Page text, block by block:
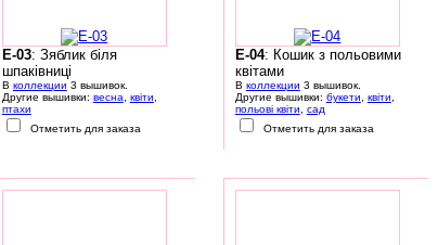
E-03: Зяблик біля
шпаківниці
В коллекции 3 вышивок.
Другие вышивки: весна квіти
птахи
Отметить для заказа
E-04: Кошик з польовими
квітами
В коллекции 3 вышивок.
Другие вышивки: букети квіти
польові квіти
сад
Отметить для заказа